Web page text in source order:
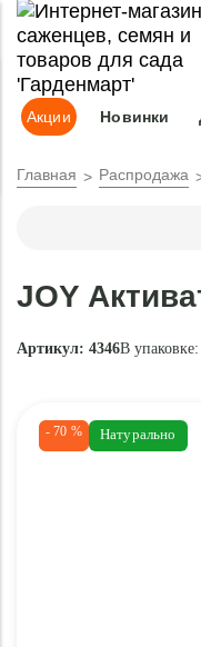
Адрес доставки:
Акции Новинки
Главная Распродажа
JOY
Артикул: 4346В упаковке:
- 70 % Натурально